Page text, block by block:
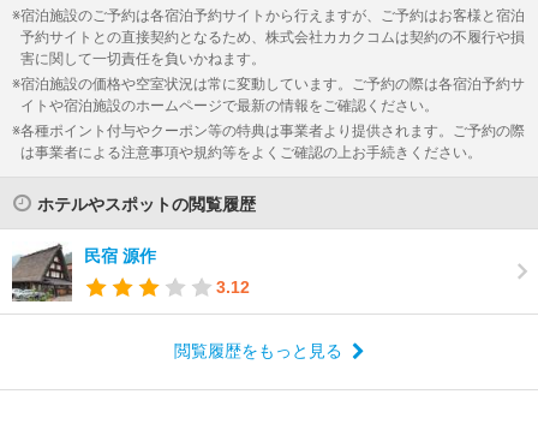
宿泊施設のご予約は各宿泊予約サイトから行えますが、ご予約はお客様と宿泊
予約サイトとの直接契約となるため、株式会社カカクコムは契約の不履行や損
害に関して一切責任を負いかねます。
宿泊施設の価格や空室状況は常に変動しています。ご予約の際は各宿泊予約サ
イトや宿泊施設のホームページで最新の情報をご確認ください。
各種ポイント付与やクーポン等の特典は事業者より提供されます。ご予約の際
は事業者による注意事項や規約等をよくご確認の上お手続きください。
ホテルやスポットの閲覧履歴
民宿 源作
3.12
閲覧履歴をもっと見る